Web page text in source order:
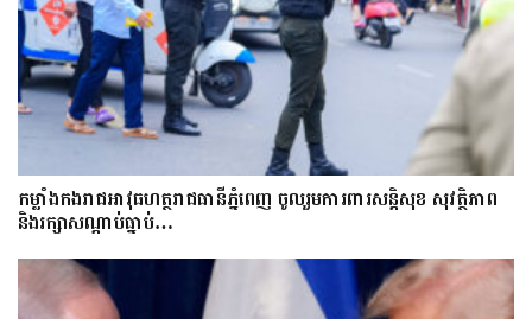
កម្លាំងកងរាជអាវុធហត្ថរាជធានីភ្នំពេញ ចូលរួមការពារសន្តិសុខ សុវត្ថិភាព
និងរក្សាសណ្តាប់ធ្នាប់…